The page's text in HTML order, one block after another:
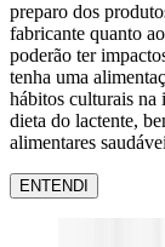
preparo dos
fabricante quanto
poderão ter
tenha uma
hábitos culturais na
dieta do lactente,
alimentares
ENTENDI